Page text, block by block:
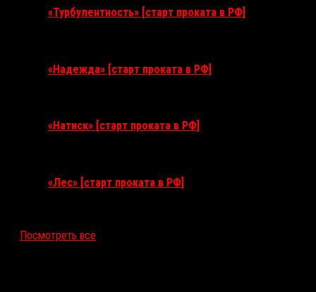
«Турбулентность» [старт проката в РФ]
«Надежда» [старт проката в РФ]
«Натиск» [старт проката в РФ]
«Лес» [старт проката в РФ]
Посмотреть все